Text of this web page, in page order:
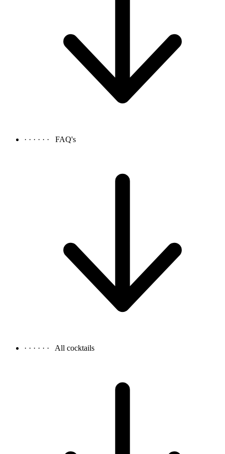
· · · · · · FAQ's
· · · · · · All cocktails